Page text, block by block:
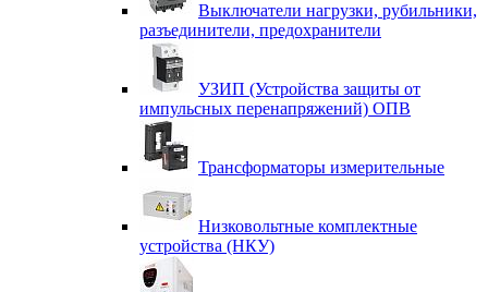
Выключатели нагрузки, рубильники,
разъединители, предохранители
УЗИП (Устройства защиты от
импульсных перенапряжений) ОПВ
Трансформаторы измерительные
Низковольтные комплектные
устройства (НКУ)